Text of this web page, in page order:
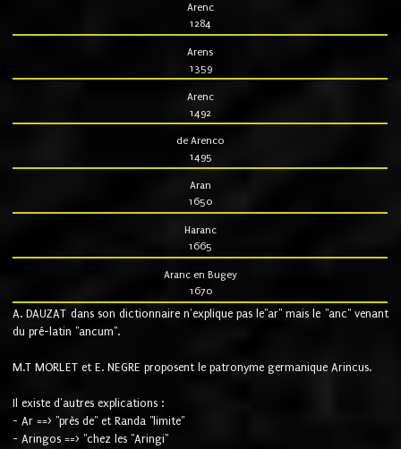
Arenc
1284
Arens
1359
Arenc
1492
de Arenco
1495
Aran
1650
Haranc
1665
Aranc en Bugey
1670
A. DAUZAT dans son dictionnaire n'explique pas le"ar" mais le "anc" venant
du pré-latin "ancum".
M.T MORLET et E. NEGRE proposent le patronyme germanique Arincus.
Il existe d'autres explications :
- Ar ==> "près de" et Randa "limite"
- Aringos ==> "chez les "Aringi"